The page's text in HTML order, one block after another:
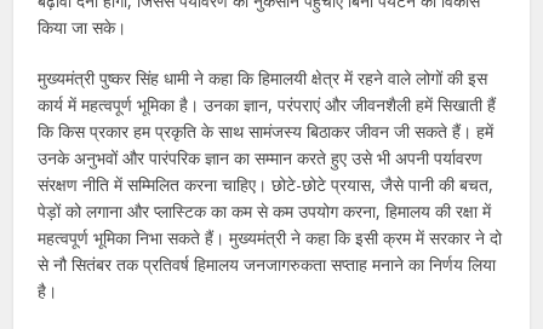
किया जा सके।
मुख्यमंत्री पुष्कर सिंह धामी ने कहा कि हिमालयी क्षेत्र में रहने वाले लोगों की इस
कार्य में महत्वपूर्ण भूमिका है। उनका ज्ञान, परंपराएं और जीवनशैली हमें सिखाती हैं
कि किस प्रकार हम प्रकृति के साथ सामंजस्य बिठाकर जीवन जी सकते हैं। हमें
उनके अनुभवों और पारंपरिक ज्ञान का सम्मान करते हुए उसे भी अपनी पर्यावरण
संरक्षण नीति में सम्मिलित करना चाहिए। छोटे-छोटे प्रयास, जैसे पानी की बचत,
पेड़ों को लगाना और प्लास्टिक का कम से कम उपयोग करना, हिमालय की रक्षा में
महत्वपूर्ण भूमिका निभा सकते हैं। मुख्यमंत्री ने कहा कि इसी क्रम में सरकार ने दो
से नौ सितंबर तक प्रतिवर्ष हिमालय जनजागरुकता सप्ताह मनाने का निर्णय लिया
है।